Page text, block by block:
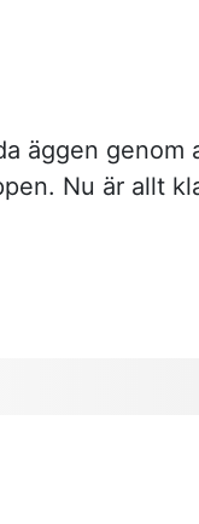
äggen genom
Nu är allt